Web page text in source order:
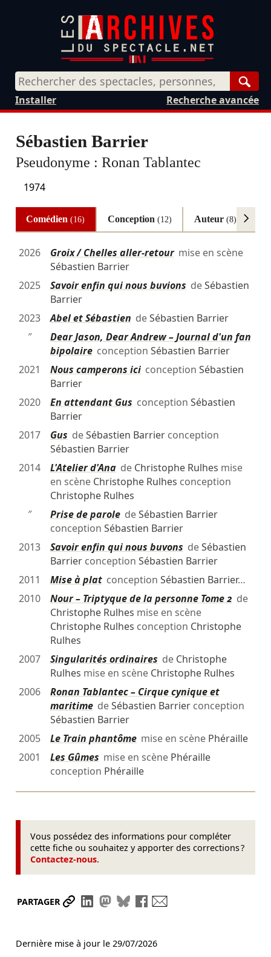
Recherche avancée
Installer
Sébastien Barrier
Pseudonyme : Ronan Tablantec
1974
Comédien(16) Conception (12) Auteur(8)
2026 Groix / Chelles aller-retourmise en scène
Sébastien Barrier
2025
Savoir enfin qui nous buvions deSébastien
Barrier
2023
Abel et Sébastien deSébastien Barrier
″
Dear Jason, Dear Andrew – Journal d'un fan
bipolaireconception Sébastien Barrier
2021
Nous camperons iciconception Sébastien
Barrier
2020
En attendant Gus conception Sébastien
Barrier
2017
Gus deSébastien Barrierconception
Sébastien Barrier
2014
L'Atelier d'Anade Christophe Rulhes mise
en scène Christophe Rulhes conception
Christophe Rulhes
″
Prise de paroledeSébastien Barrier
conception Sébastien Barrier
2013
Savoir enfin qui nous buvons deSébastien
Barrierconception Sébastien Barrier
2011
Mise à platconception Sébastien Barrier…
2010
Nour – Triptyque de la personne Tome 2 de
Christophe Rulhes mise en scène
Christophe Rulhes conception Christophe
Rulhes
2007
Singularités ordinaires de Christophe
Rulhes mise en scène Christophe Rulhes
2006
Ronan Tablantec – Cirque cynique et
maritimedeSébastien Barrierconception
Sébastien Barrier
2005
Le Train phantômemise en scène Phéraille
2001
Les Gûmes mise en scène Phéraille
conception Phéraille
Vous possédez des informations pour compléter
cette fiche ou souhaitez y apporter des corrections ?
Contactez-nous.
PARTAGER Partager le lien
Partager sur LinkedIn
Partager sur Mastodon
Partager sur Bluesky
Partager sur Facebook
Dernière mise à jour le 29/07/2026